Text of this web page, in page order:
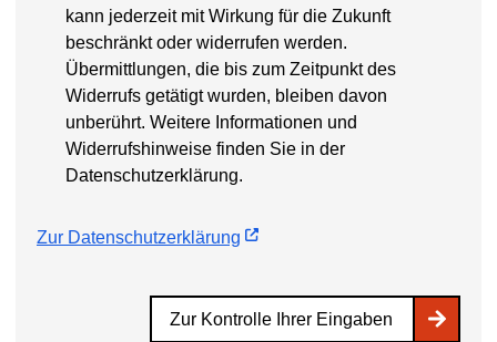
kann jederzeit mit Wirkung für die Zukunft
beschränkt oder widerrufen werden.
Übermittlungen, die bis zum Zeitpunkt des
Widerrufs getätigt wurden, bleiben davon
unberührt. Weitere Informationen und
Widerrufshinweise finden Sie in der
Datenschutzerklärung.
Zur Datenschutzerklärung
Zur Kontrolle Ihrer Eingaben